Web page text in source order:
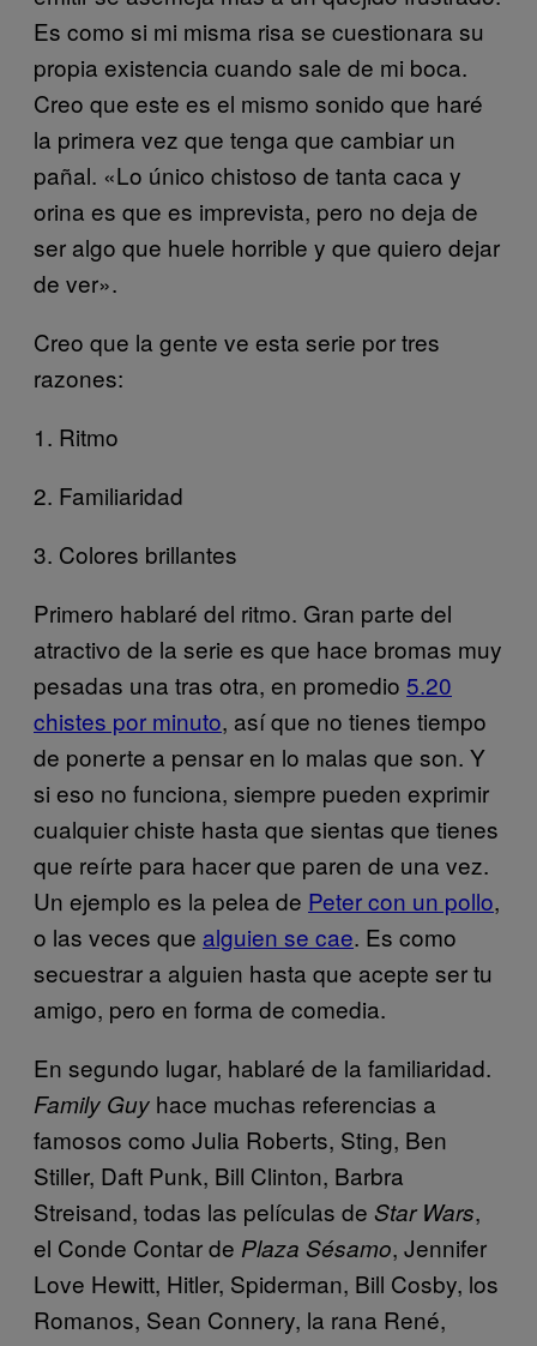
Es como si mi misma risa se cuestionara su
propia existencia cuando sale de mi boca.
Creo que este es el mismo sonido que haré
la primera vez que tenga que cambiar un
pañal. «Lo único chistoso de tanta caca y
orina es que es imprevista, pero no deja de
ser algo que huele horrible y que quiero dejar
de ver».
Creo que la gente ve esta serie por tres
razones:
1. Ritmo
2. Familiaridad
3. Colores brillantes
Primero hablaré del ritmo. Gran parte del
atractivo de la serie es que hace bromas muy
pesadas una tras otra, en promedio 5.20
chistes por minuto, así que no tienes tiempo
de ponerte a pensar en lo malas que son. Y
si eso no funciona, siempre pueden exprimir
cualquier chiste hasta que sientas que tienes
que reírte para hacer que paren de una vez.
Un ejemplo es la pelea de Peter con un pollo,
o las veces que alguien se cae. Es como
secuestrar a alguien hasta que acepte ser tu
amigo, pero en forma de comedia.
En segundo lugar, hablaré de la familiaridad.
Family Guy hace muchas referencias a
famosos como Julia Roberts, Sting, Ben
Stiller, Daft Punk, Bill Clinton, Barbra
Streisand, todas las películas de Star Wars,
el Conde Contar de Plaza Sésamo, Jennifer
Love Hewitt, Hitler, Spiderman, Bill Cosby, los
Romanos, Sean Connery, la rana René,